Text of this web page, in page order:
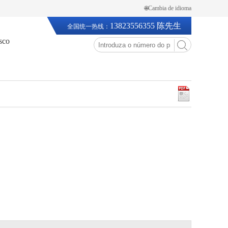
🌐Cambia de idioma
全国统一热线： 13823556355 陈先生